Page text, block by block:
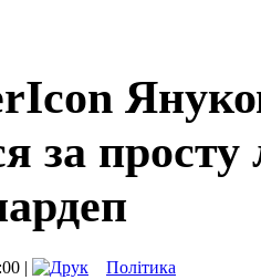
за
| Політика